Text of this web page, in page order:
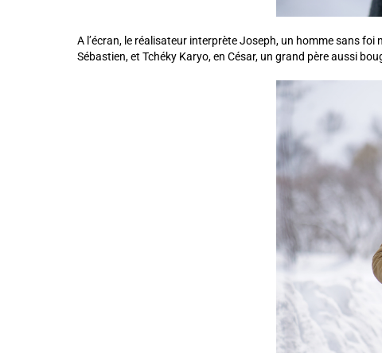
A l’écran, le réalisateur interprète Joseph, un homme sans
Sébastien, et Tchéky Karyo, en César, un grand père aussi